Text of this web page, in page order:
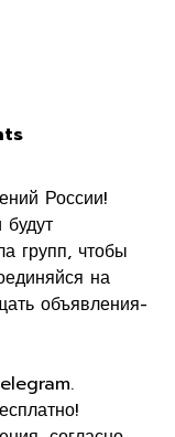
России!
групп, чтобы
на
объявления-